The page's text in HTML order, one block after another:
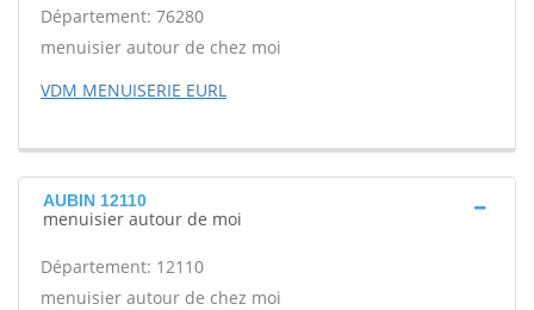
Département: 76280
menuisier autour de chez moi
VDM MENUISERIE EURL
AUBIN 12110
menuisier autour de moi
Département: 12110
menuisier autour de chez moi